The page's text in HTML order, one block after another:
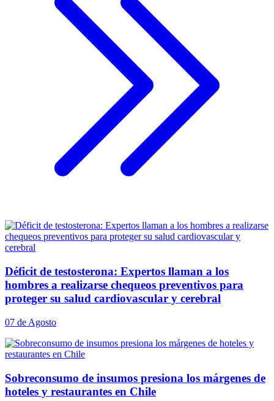
Déficit de testosterona: Expertos llaman a los
hombres a realizarse chequeos preventivos para
proteger su salud cardiovascular y cerebral
07 de Agosto
Sobreconsumo de insumos presiona los márgenes de
hoteles y restaurantes en Chile